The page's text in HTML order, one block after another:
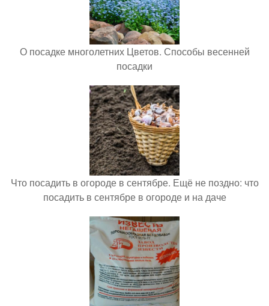
О посадке многолетних Цветов. Способы весенней
посадки
Что посадить в огороде в сентябре. Ещё не поздно: что
посадить в сентябре в огороде и на даче